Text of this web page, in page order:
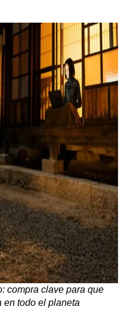
compra clave para que
en todo el planeta